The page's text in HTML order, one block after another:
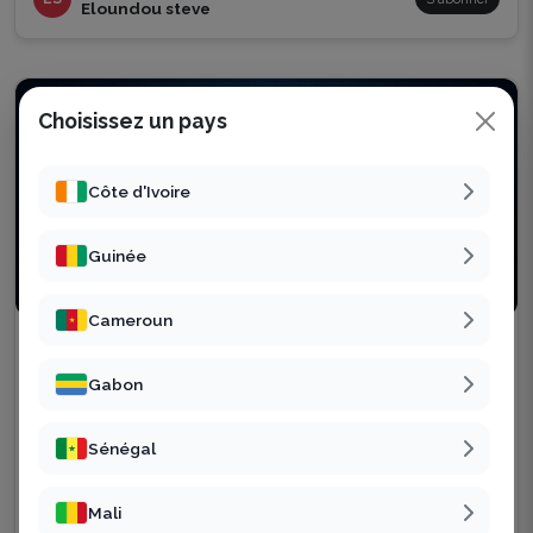
Eloundou steve
sam. 8 août 2026 | 13h31 GMT
Libreville, Gabon
Choisissez un pays
Côte d'Ivoire
Guinée
Cameroun
Gabon
Sénégal
Mali